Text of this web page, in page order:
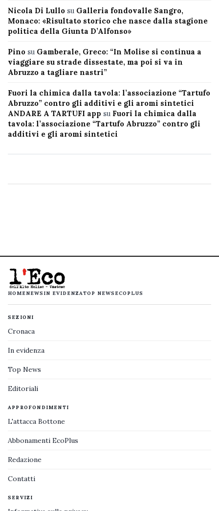
Nicola Di Lullo su Galleria fondovalle Sangro,
Monaco: «Risultato storico che nasce dalla stagione
politica della Giunta D’Alfonso»
Pino su Gamberale, Greco: “In Molise si continua a
viaggiare su strade dissestate, ma poi si va in
Abruzzo a tagliare nastri”
Fuori la chimica dalla tavola: l’associazione “Tartufo
Abruzzo” contro gli additivi e gli aromi sintetici
ANDARE A TARTUFI app su Fuori la chimica dalla
tavola: l’associazione “Tartufo Abruzzo” contro gli
additivi e gli aromi sintetici
HOMENEWS IN EVIDENZATOP NEWS ECOPLUS
SEZIONI
Cronaca
In evidenza
Top News
Editoriali
APPROFONDIMENTI
L'attacca Bottone
Abbonamenti EcoPlus
Redazione
Contatti
SERVIZI